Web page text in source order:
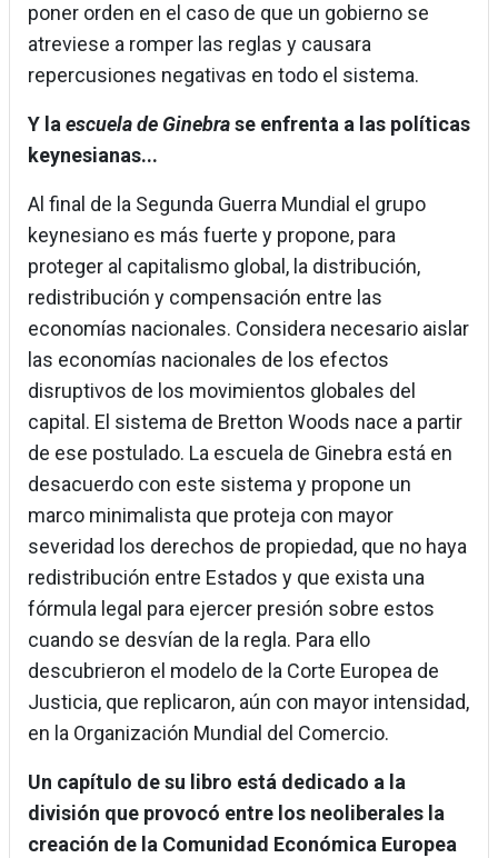
poner orden en el caso de que un gobierno se
atreviese a romper las reglas y causara
repercusiones negativas en todo el sistema.
Y laescuela de Ginebrase enfrenta a las políticas
keynesianas...
Al final de la Segunda Guerra Mundial el grupo
keynesiano es más fuerte y propone, para
proteger al capitalismo global, la distribución,
redistribución y compensación entre las
economías nacionales. Considera necesario aislar
las economías nacionales de los efectos
disruptivos de los movimientos globales del
capital. El sistema de Bretton Woods nace a partir
de ese postulado. La escuela de Ginebra está en
desacuerdo con este sistema y propone un
marco minimalista que proteja con mayor
severidad los derechos de propiedad, que no haya
redistribución entre Estados y que exista una
fórmula legal para ejercer presión sobre estos
cuando se desvían de la regla. Para ello
descubrieron el modelo de la Corte Europea de
Justicia, que replicaron, aún con mayor intensidad,
en la Organización Mundial del Comercio.
Un capítulo de su libro está dedicado a la
división que provocó entre los neoliberales la
creación de la Comunidad Económica Europea